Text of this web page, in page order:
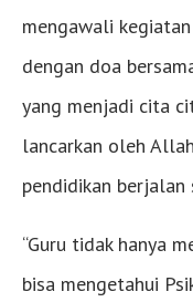
mengawali
dengan doa
yang menjadi cita
lancarkan oleh
pendidikan berjalan
“Guru tidak hanya
bisa mengetahui